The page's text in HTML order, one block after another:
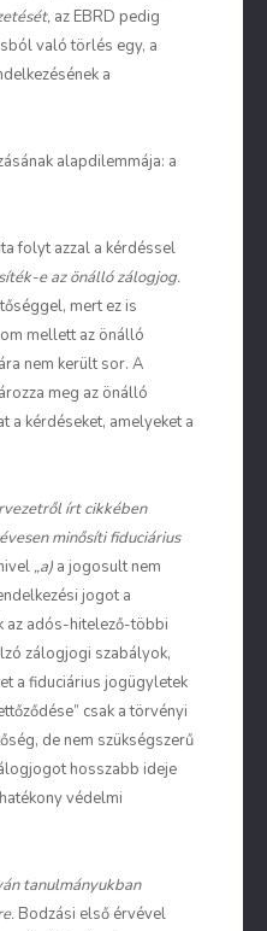
az EBRD pedig
való törlés egy, a
a
alapdilemmája: a
folyt azzal a kérdéssel
e az önálló zálogjog.
mert ez is
mellett az önálló
nem került sor. A
meg az önálló
a kérdéseket, amelyeket a
írt cikkében
minősíti fiduciárius
„a) a jogosult nem
jogot a
az adós-hitelező-többi
zálogjogi szabályok,
a fiduciárius jogügyletek
csak a törvényi
de nem szükségszerű
hosszabb ideje
védelmi
tanulmányukban
Bodzási első érvével